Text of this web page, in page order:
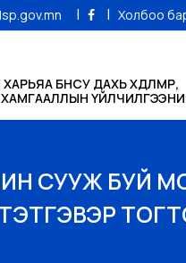
| | Холбоо
БНСУ ДАХЬ ХӨДӨЛМӨР,
СУУЖ БУЙ